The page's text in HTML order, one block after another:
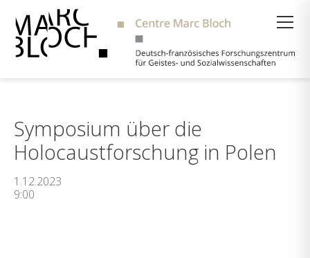
Symposium über die
Holocaustforschung in Polen
1.12.2023
9:00